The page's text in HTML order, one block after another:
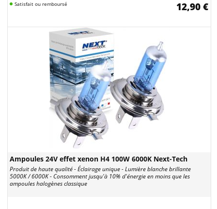
Satisfait ou remboursé 12,90 €
Ampoules 24V effet xenon H4 100W 6000K Next-Tech
Produit de haute qualité - Éclairage unique - Lumière blanche brillante
5000K / 6000K - Consomment jusqu'à 10% d'énergie en moins que les
ampoules halogènes classique